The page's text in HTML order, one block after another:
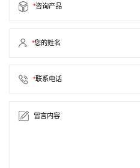
*咨询产品
*您的姓名
*联系电话
留言内容